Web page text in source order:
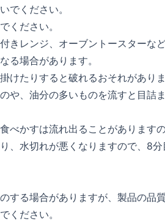
でください。
ください。
きレンジ、オーブントースターな
る場合があります。
けたりすると破れるおそれがあり
や、油分の多いものを流すと目詰
べかすは流れ出ることがあります
、水切れが悪くなりますので、8
する場合がありますが、製品の品
ください。